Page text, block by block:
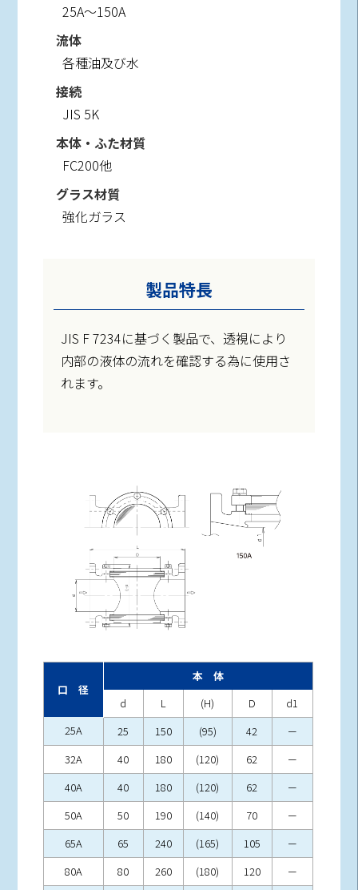
25A～150A
流体
各種油及び水
接続
JIS 5K
本体・ふた材質
FC200他
グラス材質
強化ガラス
製品特長
JIS F 7234に基づく製品で、透視により
内部の液体の流れを確認する為に使用さ
れます。
口 径
本 体
d
L (H) D
d1
25A
25 150 (95) 42
－
32A
40 180 (120) 62
－
40A
40 180 (120) 62
－
50A
50 190 (140) 70
－
65A
65 240 (165) 105
－
80A
80 260 (180) 120
－